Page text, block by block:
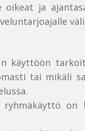
oikeat ja
käyttöön
tai mikäli